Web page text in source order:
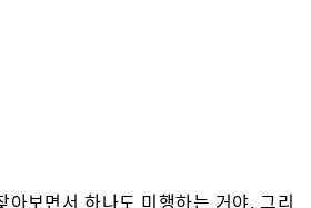
아보면서 하나도 미행하는 거야. 그리